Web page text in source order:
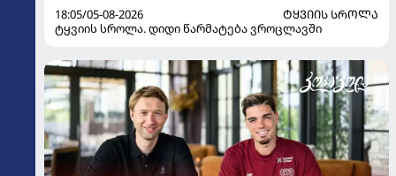
18:05/05-08-2026
ᲢᲧᲕᲘᲘᲡ ᲡᲠᲝᲚᲐ
ტყვიის სროლა. დიდი წარმატება ვროცლავში